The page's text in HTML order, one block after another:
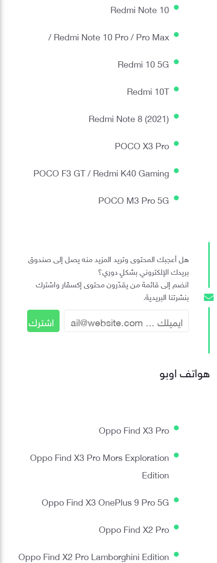
Redmi Note 10
Redmi Note 10 Pro / Pro Max /
Redmi 10 5G
Redmi 10T
Redmi Note 8 (2021)
POCO X3 Pro
POCO F3 GT / Redmi K40 Gaming
POCO M3 Pro 5G
هل أعجبك المحتوى وتريد المزيد منه يصل إلى صندوق
بريدك الإلكتروني بشكلٍ دوري؟
انضم إلى قائمة من يقدّرون محتوى إكسڤار واشترك
بنشرتنا البريدية.
هواتف اوبو
Oppo Find X3 Pro
Oppo Find X3 Pro Mors Exploration
Edition
Oppo Find X3 OnePlus 9 Pro 5G
Oppo Find X2 Pro
Oppo Find X2 Pro Lamborghini Edition